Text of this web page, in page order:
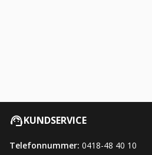
KUNDSERVICE
Telefonnummer: 0418-48 40 10